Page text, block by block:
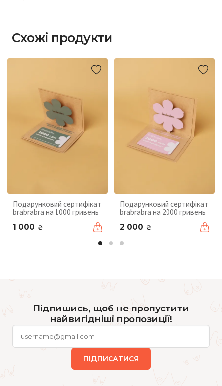
Схожі продукти
Подарунковий сертифікат
brabrabra на 1000 гривень
1 000 ₴
Подарунковий сертифікат
brabrabra на 2000 гривень
2 000 ₴
Підпишись, щоб не пропустити
найвигідніші пропозиції!
ПІДПИСАТИСЯ